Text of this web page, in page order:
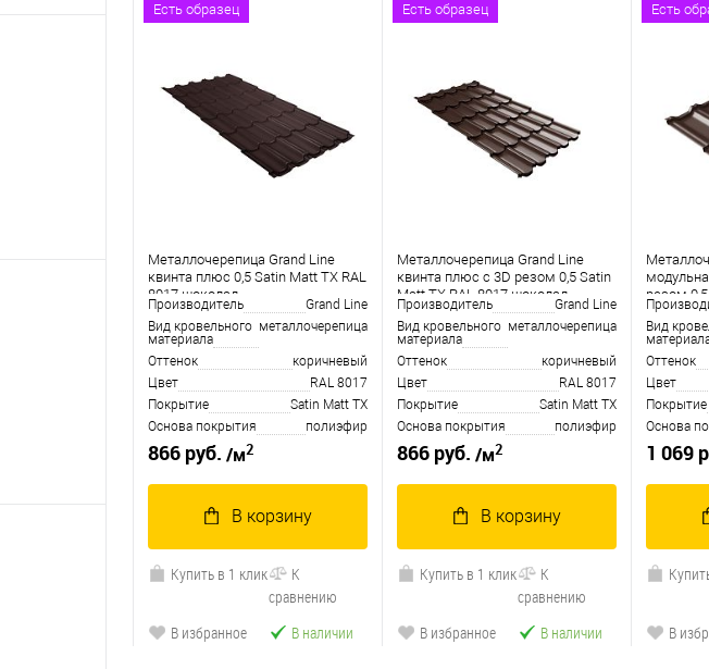
Есть образец
Металлочерепица Grand Line
квинта плюс 0,5 Satin Matt TX RAL
8017 шоколад
Производитель
Grand Line
Вид кровельного
материала
металлочерепица
Оттенок
коричневый
Цвет
RAL 8017
Покрытие
Satin Matt TX
Основа покрытия
полиэфир
866 руб. /м2
В корзину
Купить в 1 клик
К
сравнению
В избранное
В наличии
Есть образец
Металлочерепица Grand Line
квинта плюс c 3D резом 0,5 Satin
Matt TX RAL 8017 шоколад
Производитель
Grand Line
Вид кровельного
материала
металлочерепица
Оттенок
коричневый
Цвет
RAL 8017
Покрытие
Satin Matt TX
Основа покрытия
полиэфир
866 руб. /м2
В корзину
Купить в 1 клик
К
сравнению
В избранное
В наличии
Есть
резом
шоколад
Вид
Оттенок
Цвет
Покрытие
Основа
1 069
В